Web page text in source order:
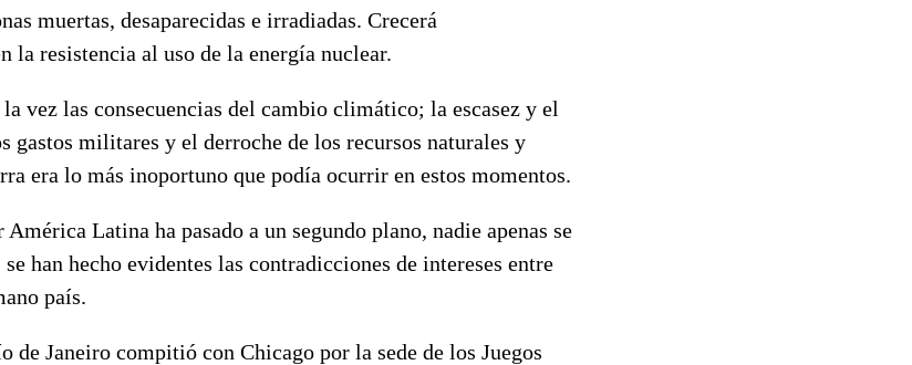
muertas, desaparecidas e irradiadas. Crecerá
la resistencia al uso de la energía nuclear.
vez las consecuencias del cambio climático; la escasez y el
gastos militares y el derroche de los recursos naturales y
era lo más inoportuno que podía ocurrir en estos momentos.
Latina ha pasado a un segundo plano, nadie apenas se
han hecho evidentes las contradicciones de intereses entre
país.
de Janeiro compitió con Chicago por la sede de los Juegos